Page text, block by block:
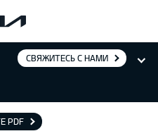
СВЯЖИТЕСЬ С НАМИ
PDF